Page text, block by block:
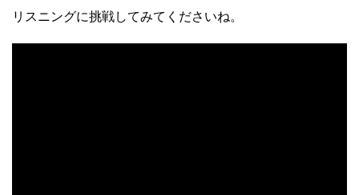
リスニングに挑戦してみてくださいね。